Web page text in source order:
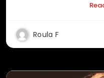
Roula F